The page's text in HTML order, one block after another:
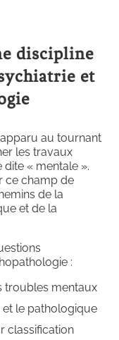
discipline
et
au tournant
les travaux
« mentale ».
ce champ de
de la
et de la
:
troubles mentaux
et le pathologique
classification